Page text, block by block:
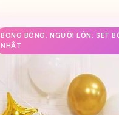
BONG BÓNG, NGƯỜI LỚN, SET
NHẬT